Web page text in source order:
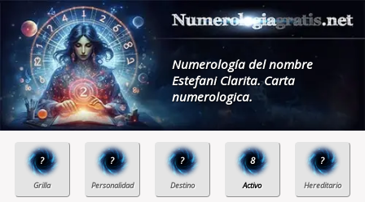
Numerología del nombre
Estefani Clarita. Carta
numerologica.
? ? ? 8 ?